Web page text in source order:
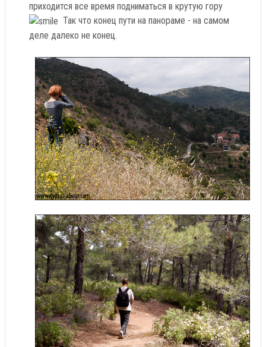
приходится все время подниматься в крутую гору
Так что конец пути на панораме - на самом
деле далеко не конец.